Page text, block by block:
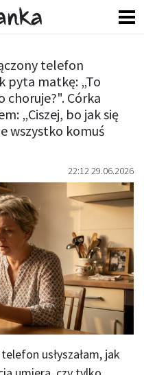
telefon
pyta matkę: „To
choruje?". Córka
„Ciszej, bo jak się
wszystko komuś
22:12 29.06.2026
usłyszałam, jak